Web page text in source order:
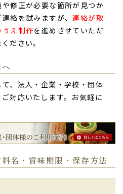
だきました。
りましたので感謝しておりま
古希 バウムクーヘン(1個入り)
記念に。思い出に残る素
念になるお菓子を探していたと
オリジナルメッセージがつけら
。
修正が必要な箇所が見つか
連絡を試みますが、連絡が取
うえ制作を進めさせていただ
ださい。
、法人・企業・学校・団体
対応いたします。お気軽に
名・賞味期限・保存方法